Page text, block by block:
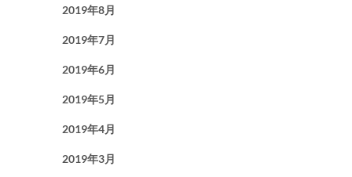
2019年8月
2019年7月
2019年6月
2019年5月
2019年4月
2019年3月